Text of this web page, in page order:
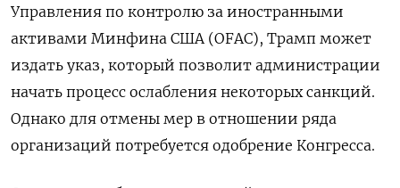
Управления по контролю за иностранными
активами Минфина США (OFAC), Трамп может
издать указ, который позволит администрации
начать процесс ослабления некоторых санкций.
Однако для отмены мер в отношении ряда
организаций потребуется одобрение Конгресса.